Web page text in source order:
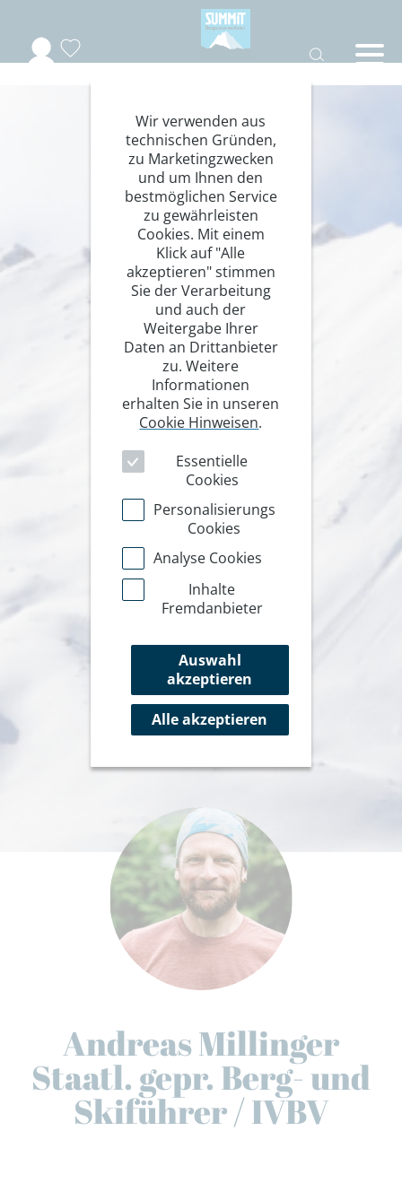
Andreas Millinger
Staatl. gepr. Berg- und
Skiführer / IVBV
Wir verwenden aus
technischen Gründen,
zu Marketingzwecken
und um Ihnen den
bestmöglichen Service
zu gewährleisten
Cookies. Mit einem
Klick auf "Alle
akzeptieren" stimmen
Sie der Verarbeitung
und auch der
Weitergabe Ihrer
Daten an Drittanbieter
zu. Weitere
Informationen
erhalten Sie in unseren
Cookie Hinweisen.
Essentielle
Cookies
Personalisierungs
Cookies
Analyse Cookies
Inhalte
Fremdanbieter
Auswahl
akzeptieren
Alle akzeptieren